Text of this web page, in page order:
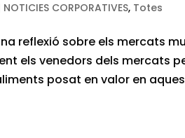
NOTICIES CORPORATIVES, Totes
reflexió sobre els mercats
els venedors dels mercats
posat en valor en